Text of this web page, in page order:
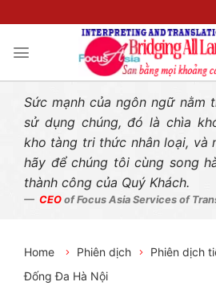
Sức mạnh của ngôn ngữ nằm
sử dụng chúng, đó là chìa
kho tàng tri thức nhân loại, và
hãy để chúng tôi cùng song
thành công của Quý Khách.
CEO of Focus Asia Services of
Home Phiên dịch
Phiên dịch
Đống Đa Hà Nội